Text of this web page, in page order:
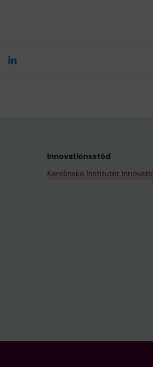
Innovationsstöd
Karolinska Institutet